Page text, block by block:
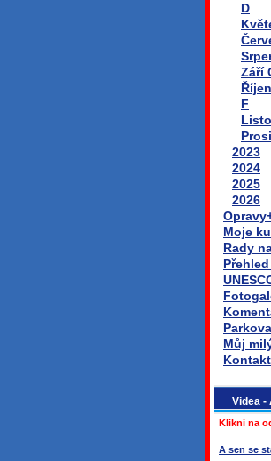
D
Září
F
2023
2024
2025
2026
Moje
Rady
Můj
Kontakt
Videa -
Klikni na
A sen se